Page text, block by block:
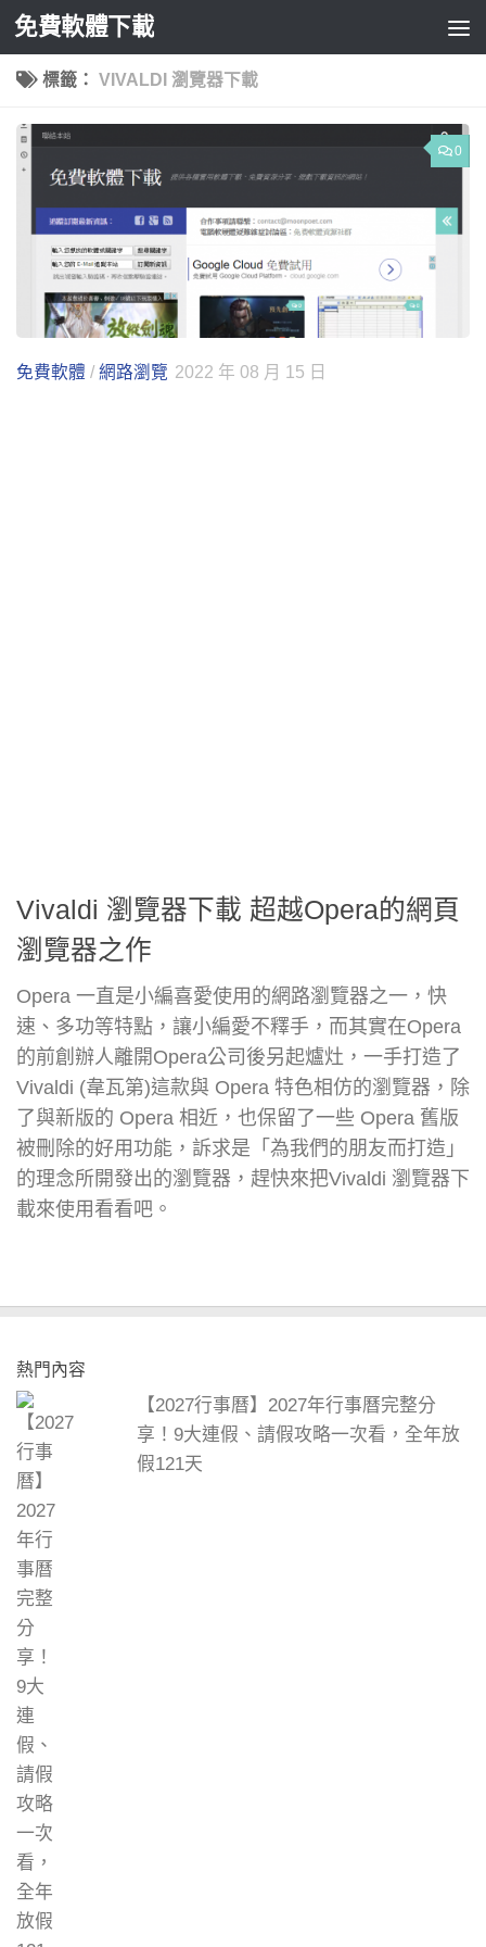
Skip to content
免費軟體下載
標籤： VIVALDI 瀏覽器下載
0
免費軟體 / 網路瀏覽 2022 年 08 月 15 日
Vivaldi 瀏覽器下載 超越Opera的網頁
瀏覽器之作
Opera 一直是小編喜愛使用的網路瀏覽器之一，快
速、多功等特點，讓小編愛不釋手，而其實在Opera
的前創辦人離開Opera公司後另起爐灶，一手打造了
Vivaldi (韋瓦第)這款與 Opera 特色相仿的瀏覽器，除
了與新版的 Opera 相近，也保留了一些 Opera 舊版
被刪除的好用功能，訴求是「為我們的朋友而打造」
的理念所開發出的瀏覽器，趕快來把Vivaldi 瀏覽器下
載來使用看看吧。
熱門內容
【2027行事曆】2027年行事曆完整分
享！9大連假、請假攻略一次看，全年放
假121天